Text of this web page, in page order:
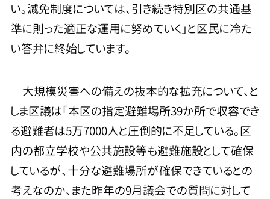
い。減免制度については、引き続き特別区の共通基
準に則った適正な運用に努めていく」と区民に冷た
い答弁に終始しています。
大規模災害への備えの抜本的な拡充について、と
しま区議は「本区の指定避難場所39か所で収容でき
る避難者は5万7000人と圧倒的に不足している。区
内の都立学校や公共施設等も避難施設として確保
しているが、十分な避難場所が確保できているとの
考えなのか、また昨年の9月議会での質問に対して